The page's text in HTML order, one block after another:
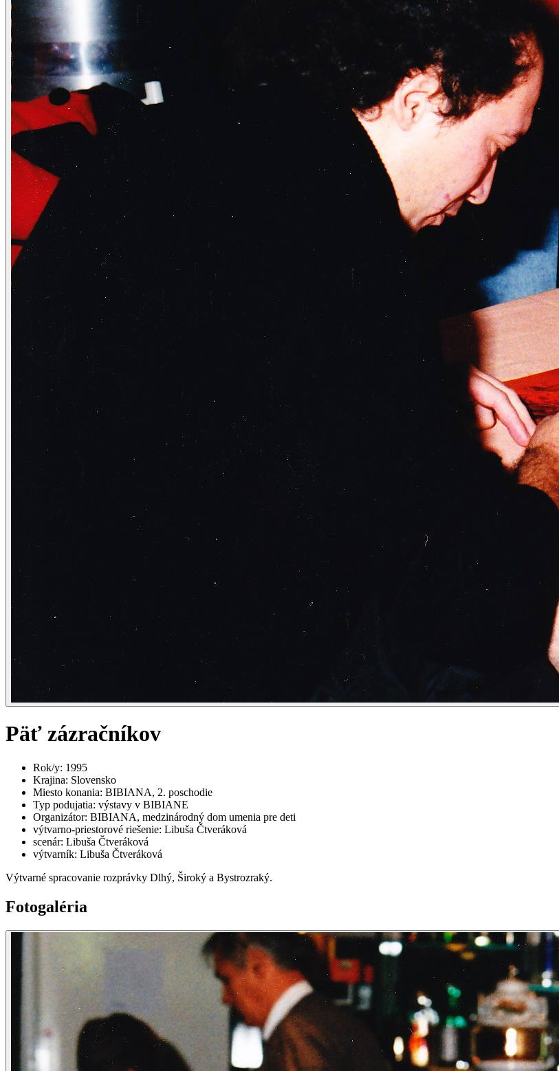
Päť zázračníkov
Rok/y: 1995
Krajina: Slovensko
Miesto konania: BIBIANA, 2. poschodie
Typ podujatia: výstavy v BIBIANE
Organizátor: BIBIANA, medzinárodný dom umenia pre deti
výtvarno-priestorové riešenie: Libuša Čtveráková
scenár: Libuša Čtveráková
výtvarník: Libuša Čtveráková
Výtvarné spracovanie rozprávky Dlhý, Široký a Bystrozraký.
Fotogaléria